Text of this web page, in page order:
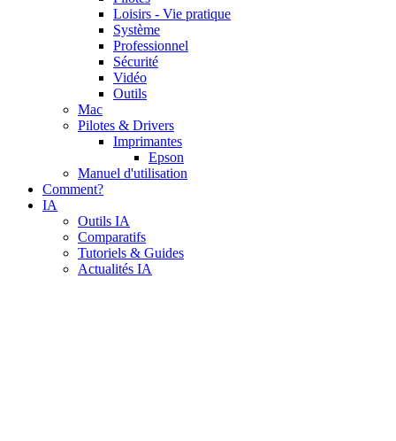
Loisirs - Vie pratique
Système
Professionnel
Sécurité
Vidéo
Outils
Mac
Pilotes & Drivers
Imprimantes
Epson
Manuel d'utilisation
Comment?
IA
Outils IA
Comparatifs
Tutoriels & Guides
Actualités IA